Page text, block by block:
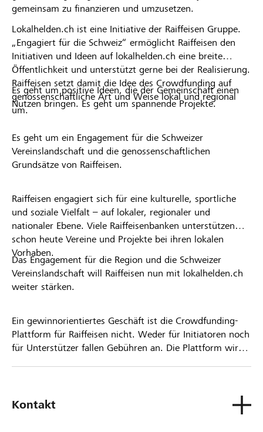
gemeinsam zu finanzieren und umzusetzen.
Lokalhelden.ch ist eine Initiative der Raiffeisen Gruppe.
„Engagiert für die Schweiz“ ermöglicht Raiffeisen den
Initiativen und Ideen auf lokalhelden.ch eine breite
Öffentlichkeit und unterstützt gerne bei der Realisierung.
Raiffeisen setzt damit die Idee des Crowdfunding auf
genossenschaftliche Art und Weise lokal und regional
um.
Es geht um positive Ideen, die der Gemeinschaft einen
Nutzen bringen. Es geht um spannende Projekte.
Es geht um ein Engagement für die Schweizer
Vereinslandschaft und die genossenschaftlichen
Grundsätze von Raiffeisen.
Raiffeisen engagiert sich für eine kulturelle, sportliche
und soziale Vielfalt – auf lokaler, regionaler und
nationaler Ebene. Viele Raiffeisenbanken unterstützen
schon heute Vereine und Projekte bei ihren lokalen
Vorhaben.
Das Engagement für die Region und die Schweizer
Vereinslandschaft will Raiffeisen nun mit lokalhelden.ch
weiter stärken.
Ein gewinnorientiertes Geschäft ist die Crowdfunding-
Plattform für Raiffeisen nicht. Weder für Initiatoren noch
für Unterstützer fallen Gebühren an. Die Plattform wird
Kontakt